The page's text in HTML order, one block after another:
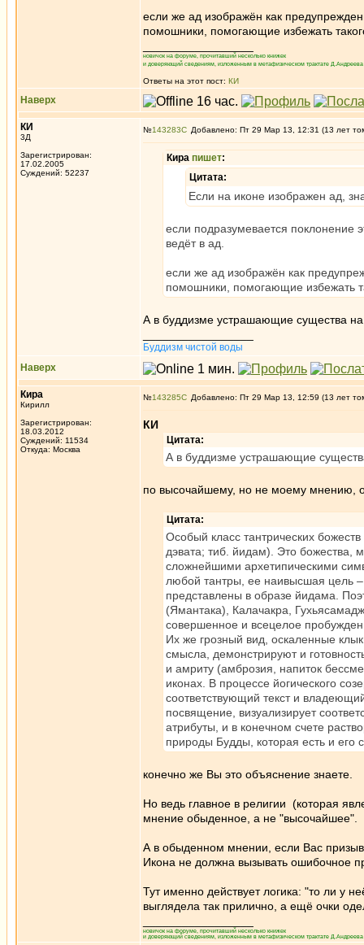
если же ад изображён как
помошники, помогающие избежать
новичок на форуме, прочитавший несколько книжек
и доверяющий сведениям, изложенным в метафизическом трактате
Ответы на этот пост: КИ
Наверх
КИ
3Д
Зарегистрирован:
17.02.2005
Суждений: 52237
№143283 Добавлено: Пт 29 Мар 13, 12:31 (13 лет
Кира пишет:
Цитата:
Если на иконе изображен ад,
если подразумевается поклонение
ведёт в ад.
если же ад изображён как
помошники, помогающие избежать
А в буддизме устрашающие существа
Буддизм чистой воды
Наверх
Кира
Кирилл
Зарегистрирован:
18.03.2012
Суждений: 11534
Откуда: Москва
№143285 Добавлено: Пт 29 Мар 13, 12:59 (13 лет
КИ
Цитата:
А в буддизме устрашающие
по высочайшему, но не моему мнению,
Цитата:
Особый класс тантрических
дэвата; тиб. йидам). Это божества,
сложнейшими архетипическими
любой тантры, ее наивысшая цель
представлены в образе йидама.
(Ямантака), Калачакра,
совершенное и всецелое
Их же грозный вид, оскаленные
смысла, демонстрируют и
и амриту (амброзия, напиток
иконах. В процессе йогического
соответствующий текст и
посвящение, визуализирует
атрибуты, и в конечном счете
природы Будды, которая есть и его
конечно же Вы это объяснение знаете.
Но ведь главное в религии (которая
мнение обыденное, а не "высочайшее".
А в обыденном мнении, если Вас
Икона не должна вызывать ошибочное
Тут именно действует логика: "то ли у
выглядела так прилично, а ещё очки
новичок на форуме, прочитавший несколько книжек
и доверяющий сведениям, изложенным в метафизическом трактате